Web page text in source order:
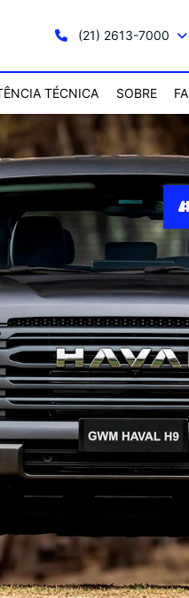
(21) 2613-7000
TÉCNICA SOBRE